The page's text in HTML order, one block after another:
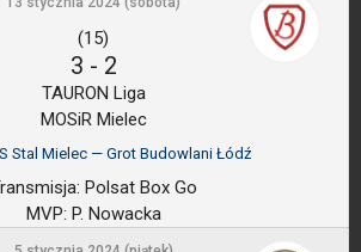
(15)
3 - 2
TAURON Liga
MOSiR Mielec
Stal Mielec — Grot Budowlani Łódź
Polsat Box Go
MVP: P. Nowacka